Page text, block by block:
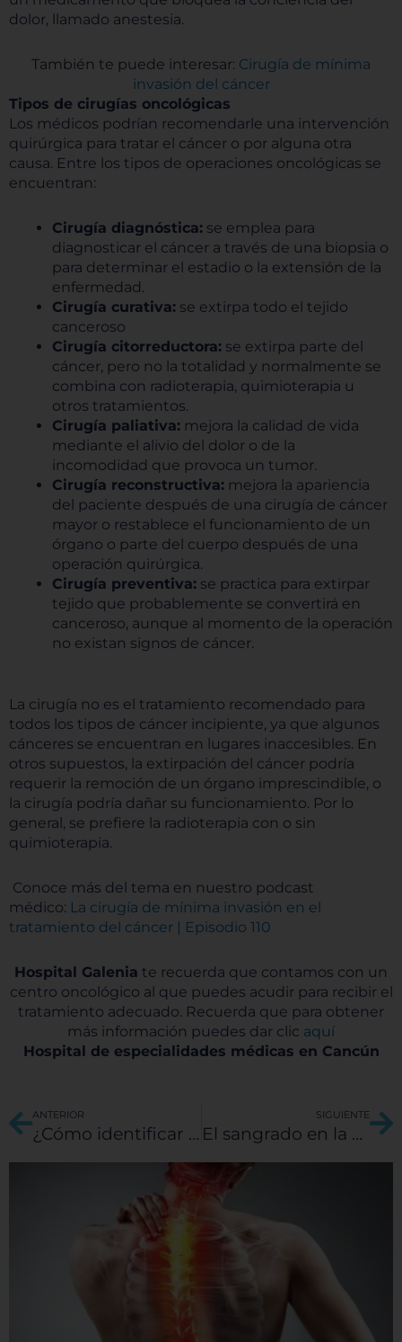
dolor, llamado anestesia.
También te puede interesar: Cirugía de mínima
invasión del cáncer
Tipos de cirugías oncológicas
Los médicos podrían recomendarle una intervención
quirúrgica para tratar el cáncer o por alguna otra
causa. Entre los tipos de operaciones oncológicas se
encuentran:
Cirugía diagnóstica: se emplea para
diagnosticar el cáncer a través de una biopsia o
para determinar el estadio o la extensión de la
enfermedad.
Cirugía curativa: se extirpa todo el tejido
canceroso
Cirugía citorreductora: se extirpa parte del
cáncer, pero no la totalidad y normalmente se
combina con radioterapia, quimioterapia u
otros tratamientos.
Cirugía paliativa: mejora la calidad de vida
mediante el alivio del dolor o de la
incomodidad que provoca un tumor.
Cirugía reconstructiva: mejora la apariencia
del paciente después de una cirugía de cáncer
mayor o restablece el funcionamiento de un
órgano o parte del cuerpo después de una
operación quirúrgica.
Cirugía preventiva: se practica para extirpar
tejido que probablemente se convertirá en
canceroso, aunque al momento de la operación
no existan signos de cáncer.
La cirugía no es el tratamiento recomendado para
todos los tipos de cáncer incipiente, ya que algunos
cánceres se encuentran en lugares inaccesibles. En
otros supuestos, la extirpación del cáncer podría
requerir la remoción de un órgano imprescindible, o
la cirugía podría dañar su funcionamiento. Por lo
general, se prefiere la radioterapia con o sin
quimioterapia.
Conoce más del tema en nuestro podcast
médico: La cirugía de mínima invasión en el
tratamiento del cáncer | Episodio 110
Hospital Galenia te recuerda que contamos con un
centro oncológico al que puedes acudir para recibir el
tratamiento adecuado. Recuerda que para obtener
más información puedes dar clic aquí
Hospital de especialidades médicas en Cancún
AntANTERIOR
¿Cómo identificar una contractura en el hombro?
SIGUIENTE
El sangrado en la orina